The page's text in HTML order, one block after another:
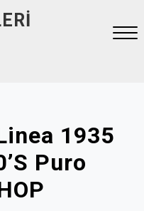
1935
Puro